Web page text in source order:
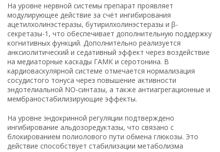
На уровне нервной системы препарат проявляет
модулирующее действие за счёт ингибирования
ацетилхолинэстеразы, бутирилхолинэстеразы и β-
секретазы-1, что обеспечивает дополнительную поддержку
когнитивных функций. Дополнительно реализуется
анксиолитический и седативный эффект через воздействие
на медиаторные каскады ГАМК и серотонина. В
кардиоваскулярной системе отмечается нормализация
сосудистого тонуса через повышение активности
эндотелиальной NO-синтазы, а также антиагрегационные и
мембраностабилизирующие эффекты.
На уровне эндокринной регуляции подтверждено
ингибирование альдозоредуктазы, что связано с
блокированием полиолового пути обмена глюкозы. Это
действие способствует стабилизации метаболизма